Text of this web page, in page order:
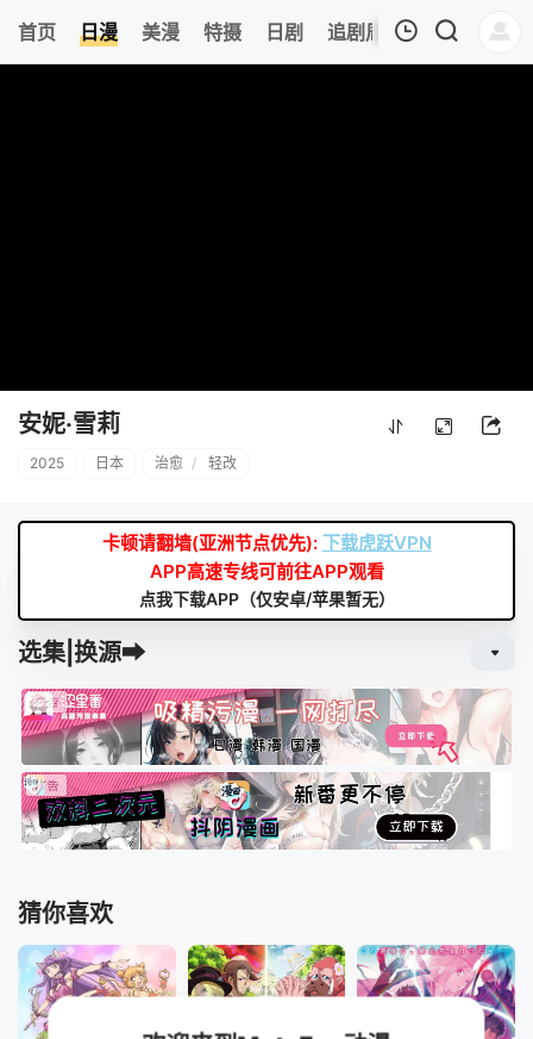
首页 日漫 美漫 特摄 日剧 追剧周表 今日更新
安妮·雪莉
2025 日本 治愈 / 轻改
卡顿请翻墙(亚洲节点优先): 下载虎跃VPN
APP高速专线可前往APP观看
点我下载APP（仅安卓/苹果暂无）
选集|换源➡
猜你喜欢